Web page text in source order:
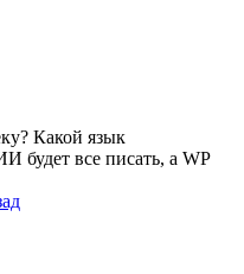
Какой язык
будет все писать, а WP